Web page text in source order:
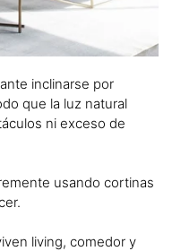
inclinarse por
que la luz natural
ni exceso de
usando cortinas
living, comedor y